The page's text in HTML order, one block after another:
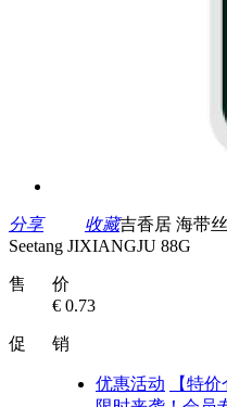
分享 收藏吉香居 海带
Seetang JIXIANGJU 88G
售 价
€ 0.73
促 销
优惠活动
【特